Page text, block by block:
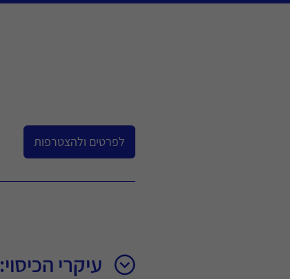
לפרטים ולהצטרפות
עיקרי הכיסוי: